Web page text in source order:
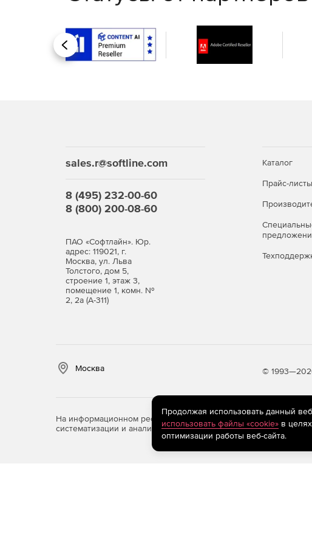
продемонстрировать свои готовые или начатые
загружать новые версии и моментально получать
Синхронизация настроек. Пользователи могут
графику и отчет об упаковке в одной папке.
Извлечение изображений. Простое извлечение
Извлечение файлов за несколько секунд и начало их
файлы, встроенные в иллюстрацию, которая была
файлы изображений создаются автоматически.
Расширенные возможности палитры «Связи». Теперь в
сведения о помещенных файлах. Все помещенные
отображаются в палитре «Связи».
улучшенная защита личных данных и проектов
Назад
sales.r@softline.com
8 (495) 232-00-60
8 (800) 200-08-60
ПАО «Софтлайн». Юр.
адрес: 119021, г.
Москва, ул. Льва
Толстого, дом 5,
строение 1, этаж 3,
помещение 1, комн. №
2, 2а (А-311)
Каталог
Прайс-листы
Москва ©
На информационном ресурсе store.softline.ru применяются
систематизации и анализа сведений, относящихся к
Продолжая использовать данный
использовать файлы «cookie»в целях
оптимизации работы веб-сайта.